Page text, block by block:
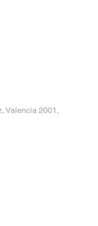
Valencia 2001,